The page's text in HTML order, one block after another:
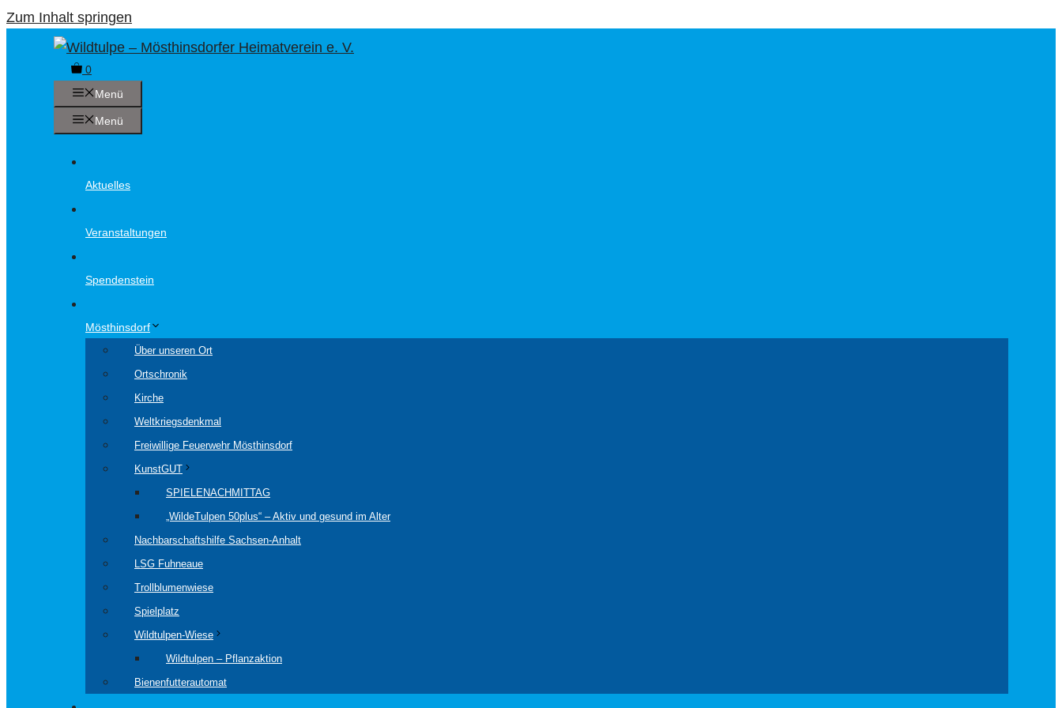
Zum Inhalt springen
0
Menü
Menü
Aktuelles
Veranstaltungen
Spendenstein
Mösthinsdorf
Über unseren Ort
Ortschronik
Kirche
Weltkriegsdenkmal
Freiwillige Feuerwehr Mösthinsdorf
KunstGUT
SPIELENACHMITTAG
„WildeTulpen 50plus“ – Aktiv und gesund im Alter
Nachbarschaftshilfe Sachsen-Anhalt
LSG Fuhneaue
Trollblumenwiese
Spielplatz
Wildtulpen-Wiese
Wildtulpen – Pflanzaktion
Bienenfutterautomat